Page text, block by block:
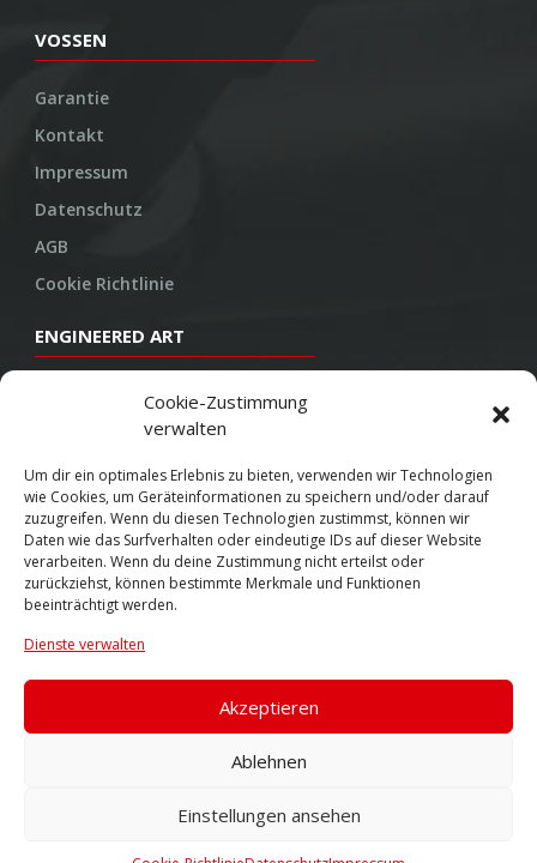
Cookie-Zustimmung
verwalten
Um dir ein optimales Erlebnis zu bieten, verwenden wir Technologien
wie Cookies, um Geräteinformationen zu speichern und/oder darauf
zuzugreifen. Wenn du diesen Technologien zustimmst, können wir
Daten wie das Surfverhalten oder eindeutige IDs auf dieser Website
verarbeiten. Wenn du deine Zustimmung nicht erteilst oder
zurückziehst, können bestimmte Merkmale und Funktionen
beeinträchtigt werden.
Dienste verwalten
Akzeptieren
Ablehnen
Einstellungen ansehen
VOSSEN
Garantie
Kontakt
Impressum
Datenschutz
AGB
Cookie Richtlinie
ENGINEERED ART
Konstruktion
Herstellung
Endbearbeitung
SOCIAL
Youtube
Twitter
© 2026 VOSSEN WHEELS